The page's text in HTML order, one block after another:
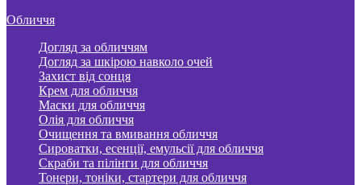
Обличчя
Догляд за обличчям
Догляд за шкірою навколо очей
Захист від сонця
Крем для обличчя
Маски для обличчя
Олія для обличчя
Очищення та вмивання обличчя
Сироватки, есенції, емульсії для обличчя
Скраби та пілінги для обличчя
Тонери, тоніки, стартери для обличчя